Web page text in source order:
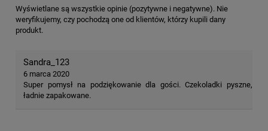
Wyświetlane są wszystkie opinie (pozytywne i negatywne). Nie
weryfikujemy, czy pochodzą one od klientów, którzy kupili dany
produkt.
Sandra_123
6 marca 2020
Super pomysł na podziękowanie dla gości. Czekoladki pyszne,
ładnie zapakowane.